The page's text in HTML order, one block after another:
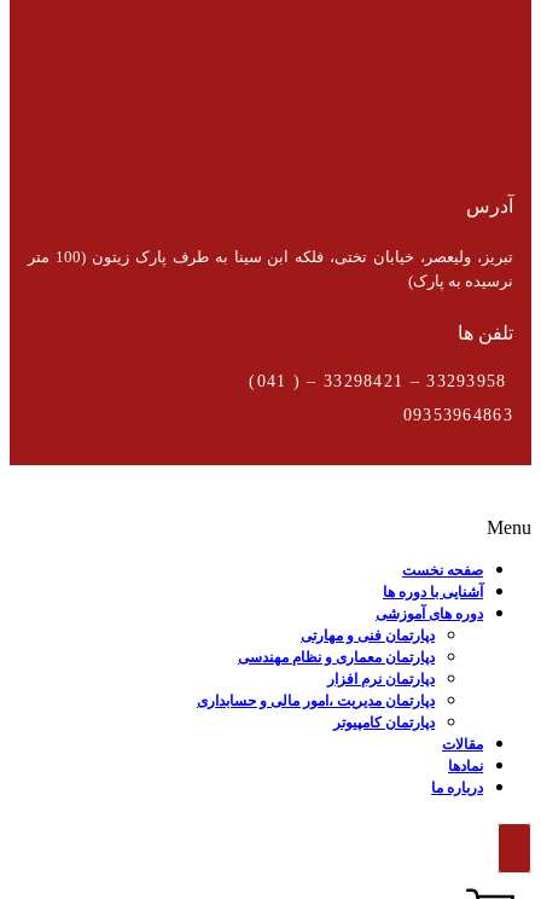
آدرس
تبریز، ولیعصر، خیابان تختی، فلکه ابن سینا به طرف پارک زیتون (100 متر
نرسیده به پارک)
تلفن ها
09353964863
Menu
صفحه نخست
آشنایی با دوره ها
دوره های آموزشی
دپارتمان فنی و مهارتی
دپارتمان معماری و نظام مهندسی
دپارتمان نرم افزار
دپارتمان مدیریت ،امور مالی و حسابداری
دپارتمان کامپیوتر
مقالات
نمادها
درباره ما